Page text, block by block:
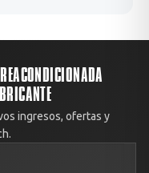
ingresos, ofertas y